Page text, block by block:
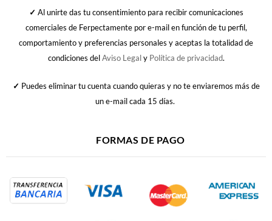
✓ Al unirte das tu consentimiento para recibir comunicaciones
comerciales de Ferpectamente por e-mail en función de tu perfil,
comportamiento y preferencias personales y aceptas la totalidad de
condiciones delAviso Legaly Política de privacidad.
✓ Puedes eliminar tu cuenta cuando quieras y no te enviaremos más de
un e-mail cada 15 días.
FORMAS DE PAGO